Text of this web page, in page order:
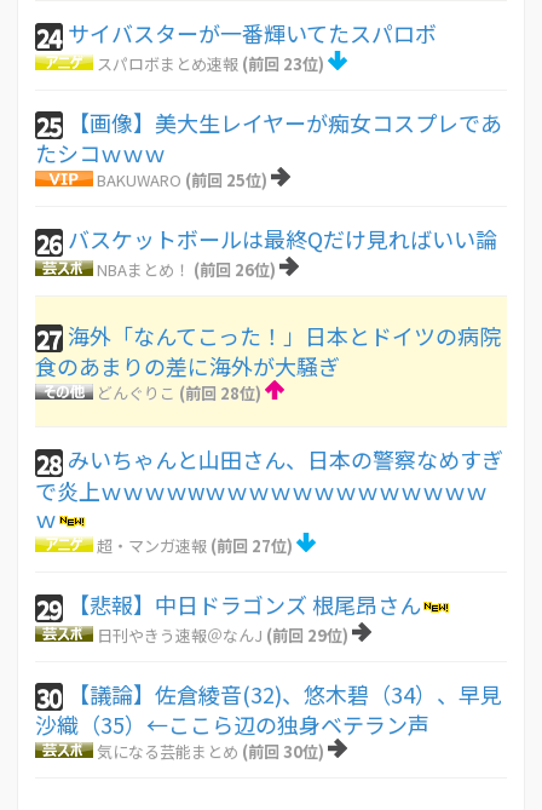
24 サイバスターが一番輝いてたスパロボ
スパロボまとめ速報 (前回 23位)
25
【画像】美大生レイヤーが痴女コスプレであ
たシコｗｗｗ
BAKUWARO (前回 25位)
26 バスケットボールは最終Qだけ見ればいい論
NBAまとめ！ (前回 26位)
27 海外「なんてこった！」日本とドイツの病院
食のあまりの差に海外が大騒ぎ
どんぐりこ (前回 28位)
28 みいちゃんと山田さん、日本の警察なめすぎ
で炎上ｗｗｗｗwｗｗｗｗｗｗｗｗｗｗｗｗｗ
ｗ
超・マンガ速報 (前回 27位)
29 【悲報】中日ドラゴンズ 根尾昂さん
日刊やきう速報＠なんJ (前回 29位)
30
【議論】佐倉綾音(32)、悠木碧（34）、早見
沙織（35）←ここら辺の独身ベテラン声
気になる芸能まとめ (前回 30位)